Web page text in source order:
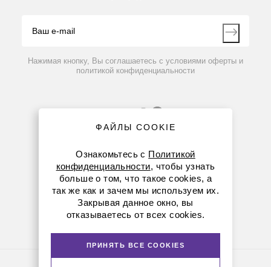
Контакты
Нажимая кнопку, Вы соглашаетесь с условиями оферты и
политикой конфиденциальности
8 (800) 234-05-08
+7 (923) 158-67-53
ФАЙЛЫ COOKIE
Ознакомьтесь с Политикой
конфиденциальности, чтобы узнать
больше о том, что такое cookies, а
так же как и зачем мы используем их.
Закрывая данное окно, вы
отказываетесь от всех cookies.
ПРИНЯТЬ ВСЕ COOKIES